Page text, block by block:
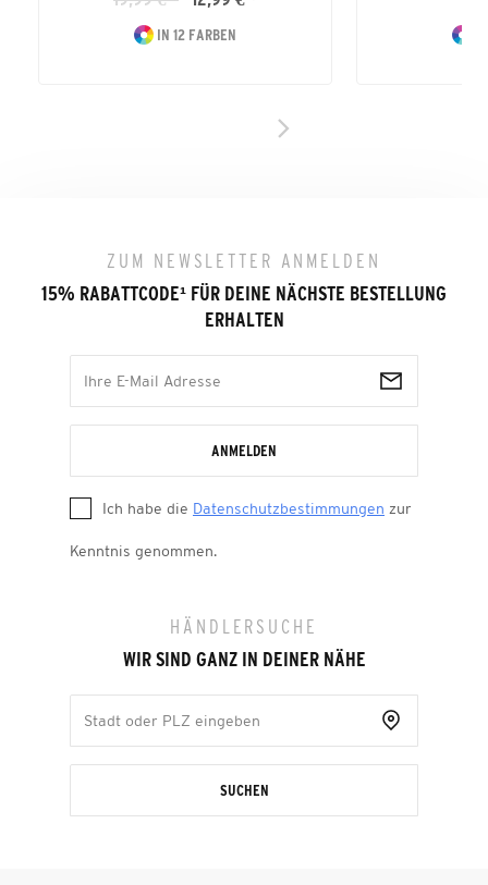
IN 12 FARBEN
ZUM NEWSLETTER ANMELDEN
15% RABATTCODE¹ FÜR DEINE NÄCHSTE BESTELLUNG
ERHALTEN
ANMELDEN
Ich habe die Datenschutzbestimmungen zur
Kenntnis genommen.
HÄNDLERSUCHE
WIR SIND GANZ IN DEINER NÄHE
SUCHEN